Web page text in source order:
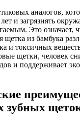
аналогов,
лет и загрязнять
Это означает,
щетка из бамбука
и токсичных
щетки, человек
и поддерживает
зубных